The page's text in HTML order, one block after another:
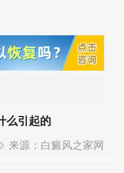
么引起的
来源： 白癜风之家网